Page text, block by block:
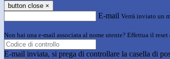
button close ×
E-mail Verrà inviato un
Non hai una e-mail associata al nome utente? Effettua il
E-mail inviata, si prega di controllare la casella di